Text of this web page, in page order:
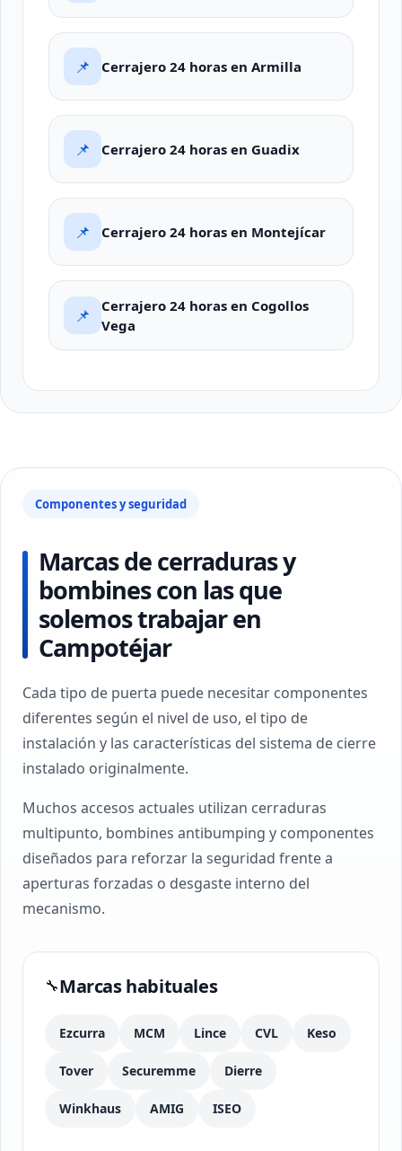
📌 Cerrajero 24 horas en Armilla
📌 Cerrajero 24 horas en Guadix
📌 Cerrajero 24 horas en Montejícar
📌
Cerrajero 24 horas en Cogollos
Vega
Componentes y seguridad
Marcas de cerraduras y
bombines con las que
solemos trabajar en
Campotéjar
Cada tipo de puerta puede necesitar componentes
diferentes según el nivel de uso, el tipo de
instalación y las características del sistema de cierre
instalado originalmente.
Muchos accesos actuales utilizan cerraduras
multipunto, bombines antibumping y componentes
diseñados para reforzar la seguridad frente a
aperturas forzadas o desgaste interno del
mecanismo.
🔧Marcas habituales
Ezcurra MCM Lince CVL Keso
Tover Securemme Dierre
Winkhaus AMIG ISEO